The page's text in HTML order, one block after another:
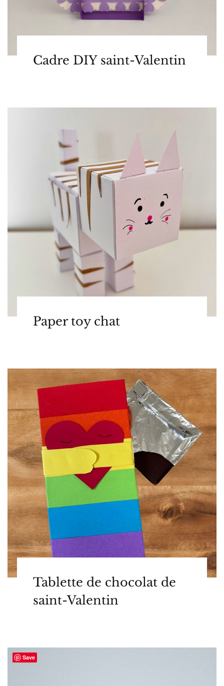
Cadre DIY saint-Valentin
Paper toy chat
Tablette de chocolat de
saint-Valentin
Save